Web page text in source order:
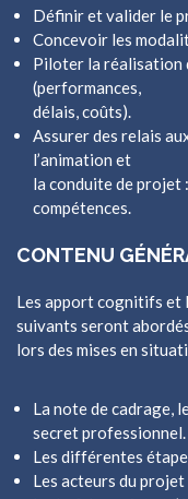
Définir et valider le
Concevoir les
Piloter la réalisation
(performances,
délais, coûts).
Assurer des relais
l’animation et
la conduite de projet
compétences.
CONTENU
Les apport cognitifs et
suivants seront
lors des mises en
La note de cadrage,
secret professionnel.
Les différentes
Les acteurs du